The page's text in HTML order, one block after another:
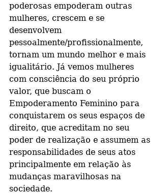
poderosas empoderam outras
mulheres, crescem e se
desenvolvem
pessoalmente/profissionalmente,
tornam um mundo melhor e mais
igualitário. Já vemos mulheres
com consciência do seu próprio
valor, que buscam o
Empoderamento Feminino para
conquistarem os seus espaços de
direito, que acreditam no seu
poder de realização e assumem as
responsabilidades de seus atos
principalmente em relação às
mudanças maravilhosas na
sociedade.